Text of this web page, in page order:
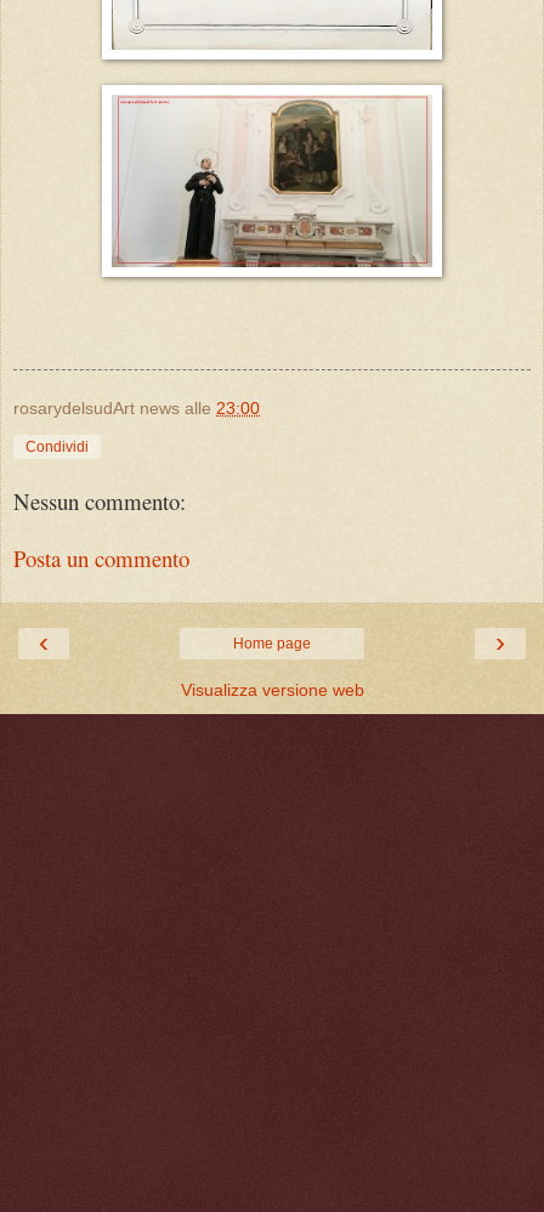
rosarydelsudArt news alle 23:00
Condividi
Nessun commento:
Posta un commento
‹ ›
Home page
Visualizza versione web